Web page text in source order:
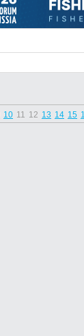
10 11 12 13 14 15